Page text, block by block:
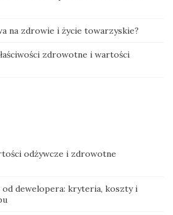
na zdrowie i życie towarzyskie?
zdrowotne i wartości
odżywcze i zdrowotne
od dewelopera: kryteria, koszty i